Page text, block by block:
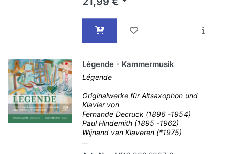
Légende - Kammermusik
Légende
Originalwerke für Altsaxophon und
Klavier von
Fernande Decruck (1896 -1954)
Paul Hindemith (1895 -1962)
Wijnand van Klaveren (*1975)
...